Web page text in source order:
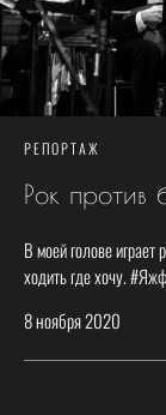
РЕПОРТАЖ
Рок против
В моей голове
ходить где хочу.
8 ноября 2020